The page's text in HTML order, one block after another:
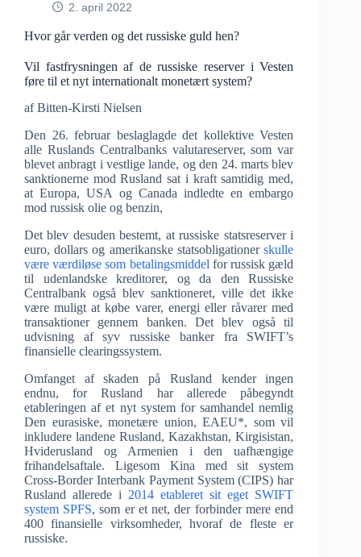
2. april 2022
Hvor går verden og det russiske guld hen?
Vil fastfrysningen af de russiske reserver i Vesten
føre til et nyt internationalt monetært system?
af Bitten-Kirsti Nielsen
Den 26. februar beslaglagde det kollektive Vesten
alle Ruslands Centralbanks valutareserver, som var
blevet anbragt i vestlige lande, og den 24. marts blev
sanktionerne mod Rusland sat i kraft samtidig med,
at Europa, USA og Canada indledte en embargo
mod russisk olie og benzin,
Det blev desuden bestemt, at russiske statsreserver i
euro, dollars og amerikanske statsobligationerskulle
være værdiløse som betalingsmiddel for russisk gæld
til udenlandske kreditorer, og da den Russiske
Centralbank også blev sanktioneret, ville det ikke
være muligt at købe varer, energi eller råvarer med
transaktioner gennem banken. Det blev også til
udvisning af syv russiske banker fra SWIFT’s
finansielle clearingssystem.
Omfanget af skaden på Rusland kender ingen
endnu, for Rusland har allerede påbegyndt
etableringen af et nyt system for samhandel nemlig
Den eurasiske, monetære union, EAEU*, som vil
inkludere landene Rusland, Kazakhstan, Kirgisistan,
Hviderusland og Armenien i den uafhængige
frihandelsaftale. Ligesom Kina med sit system
Cross-Border Interbank Payment System (CIPS) har
Rusland allerede i 2014 etableret sit eget SWIFT
system SPFS, som er et net, der forbinder mere end
400 finansielle virksomheder, hvoraf de fleste er
russiske.